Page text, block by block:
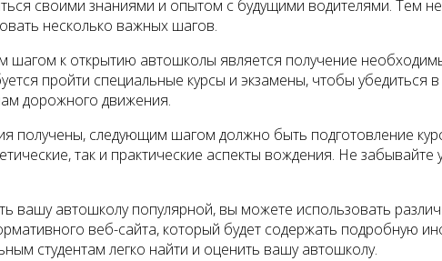
своими знаниями и опытом с будущими водителями. Тем
несколько важных шагов.
шагом к открытию автошколы является получение
пройти специальные курсы и экзамены, чтобы
дорожного движения.
получены, следующим шагом должно быть подготовление
так и практические аспекты вождения. Не
вашу автошколу популярной, вы можете использовать
веб-сайта, который будет содержать подробную
студентам легко найти и оценить вашу автошколу.